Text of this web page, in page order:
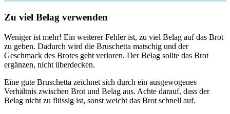
Zu viel Belag verwenden
Weniger ist mehr! Ein weiterer Fehler ist, zu viel Belag auf das Brot
zu geben. Dadurch wird die Bruschetta matschig und der
Geschmack des Brotes geht verloren. Der Belag sollte das Brot
ergänzen, nicht überdecken.
Eine gute Bruschetta zeichnet sich durch ein ausgewogenes
Verhältnis zwischen Brot und Belag aus. Achte darauf, dass der
Belag nicht zu flüssig ist, sonst weicht das Brot schnell auf.